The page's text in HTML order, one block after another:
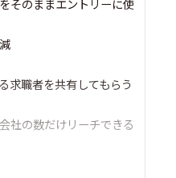
そのままエントリーに使
求職者を共有してもらう
社の数だけリーチできる